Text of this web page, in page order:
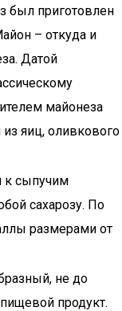
был приготовлен
– откуда и
Датой
майонеза
яиц, оливкового
к сыпучим
сахарозу. По
размерами от
не до
продукт.